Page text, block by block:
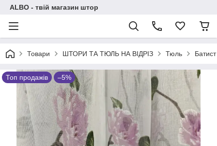
ALBO - твій магазин штор
Товари ШТОРИ ТА ТЮЛЬ НА ВІДРІЗ Тюль
Топ продажів –5%